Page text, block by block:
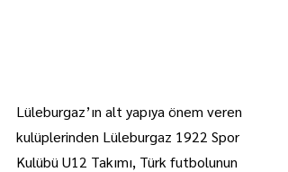
Lüleburgaz’ın alt yapıya önem veren
kulüplerinden Lüleburgaz 1922 Spor
Kulübü U12 Takımı, Türk futbolunun